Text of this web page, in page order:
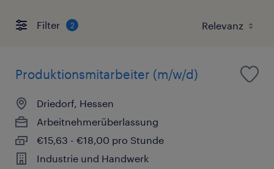
Filter 2
Produktionsmitarbeiter (m/w/d)
Driedorf, Hessen
Arbeitnehmerüberlassung
€15,63 - €18,00 pro Stunde
Industrie und Handwerk